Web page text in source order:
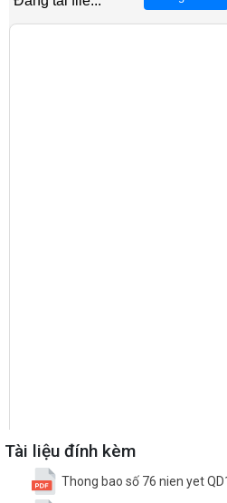
Tài liệu đính kèm
Thong bao số 76 nien yet